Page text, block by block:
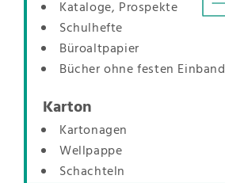
Kataloge, Prospekte
Schulhefte
Büroaltpapier
Bücher ohne festen Einband
Karton
Kartonagen
Wellpappe
Schachteln